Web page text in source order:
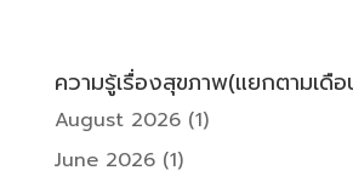
ความรู้เรื่องสุขภาพ(แยกตามเดือ
August 2026(1)
June 2026(1)